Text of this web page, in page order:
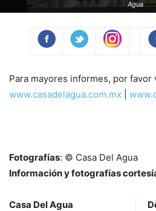
Agua
Para mayores informes, por favor
www.casadelagua.com.mx
Fotografías: © Casa Del Agua
Información y fotografías
Casa Del Agua